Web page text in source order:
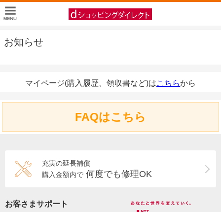
お知らせ
マイページ(購入履歴、領収書など)はこちらから
FAQはこちら
充実の延長補償
購入金額内で 何度でも修理OK
お客さまサポート